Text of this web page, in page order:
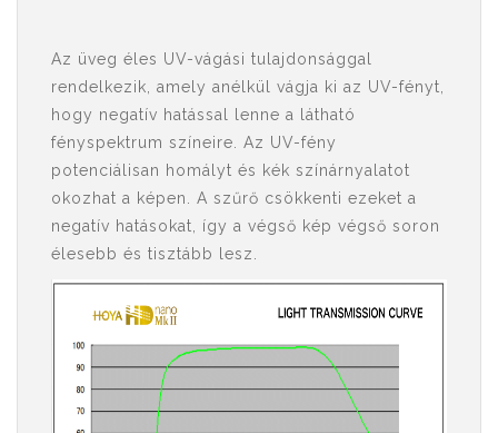
Az üveg éles UV-vágási tulajdonsággal
rendelkezik, amely anélkül vágja ki az UV-fényt,
hogy negatív hatással lenne a látható
fényspektrum színeire. Az UV-fény
potenciálisan homályt és kék színárnyalatot
okozhat a képen. A szűrő csökkenti ezeket a
negatív hatásokat, így a végső kép végső soron
élesebb és tisztább lesz.